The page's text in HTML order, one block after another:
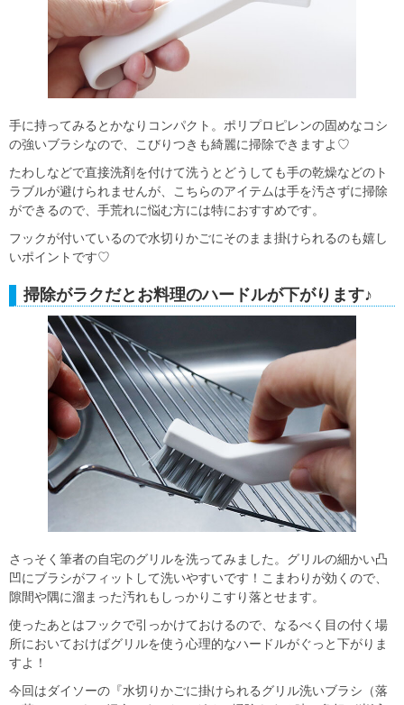
手に持ってみるとかなりコンパクト。ポリプロピレンの固めなコシ
の強いブラシなので、こびりつきも綺麗に掃除できますよ♡
たわしなどで直接洗剤を付けて洗うとどうしても手の乾燥などのト
ラブルが避けられませんが、こちらのアイテムは手を汚さずに掃除
ができるので、手荒れに悩む方には特におすすめです。
フックが付いているので水切りかごにそのまま掛けられるのも嬉し
いポイントです♡
掃除がラクだとお料理のハードルが下がります♪
さっそく筆者の自宅のグリルを洗ってみました。グリルの細かい凸
凹にブラシがフィットして洗いやすいです！こまわりが効くので、
隙間や隅に溜まった汚れもしっかりこすり落とせます。
使ったあとはフックで引っかけておけるので、なるべく目の付く場
所においておけばグリルを使う心理的なハードルがぐっと下がりま
すよ！
今回はダイソーの『水切りかごに掛けられるグリル洗いブラシ（落